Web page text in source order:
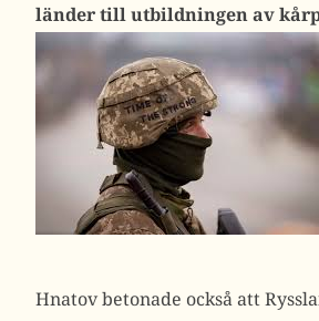
länder till utbildningen av
Hnatov betonade också att